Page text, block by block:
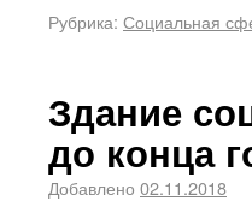
Рубрика: Социальная
Здание
до конца
Добавлено 02.11.2018